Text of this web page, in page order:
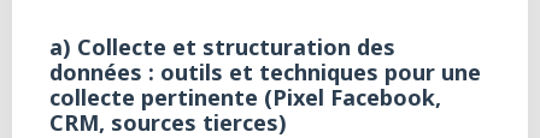
a) Collecte et structuration des
données : outils et techniques pour une
collecte pertinente (Pixel Facebook,
CRM, sources tierces)